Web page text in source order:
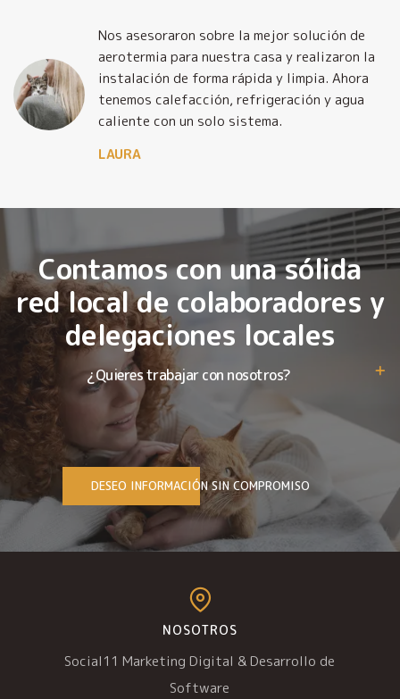
Nos asesoraron sobre la mejor solución de
aerotermia para nuestra casa y realizaron la
instalación de forma rápida y limpia. Ahora
tenemos calefacción, refrigeración y agua
caliente con un solo sistema.
LAURA
Contamos con una sólida
red local de colaboradores y
delegaciones locales
¿Quieres trabajar con nosotros?
DESEO INFORMACIÓN SIN COMPROMISO
NOSOTROS
Social11 Marketing Digital & Desarrollo de
Software